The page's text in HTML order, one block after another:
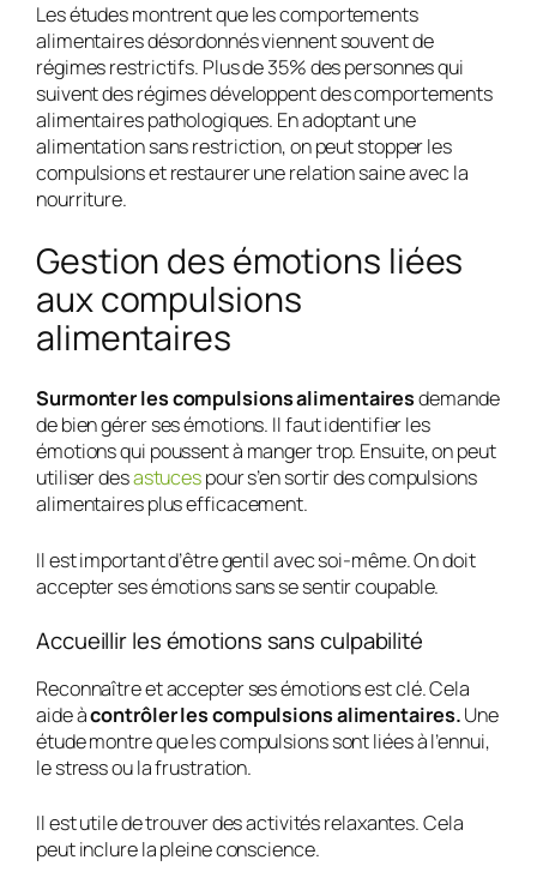
Les études montrent que les comportements
alimentaires désordonnés viennent souvent de
régimes restrictifs. Plus de 35% des personnes qui
suivent des régimes développent des comportements
alimentaires pathologiques. En adoptant une
alimentation sans restriction, on peut stopper les
compulsions et restaurer une relation saine avec la
nourriture.
Gestion des émotions liées
aux compulsions
alimentaires
Surmonter les compulsions alimentairesdemande
de bien gérer ses émotions. Il faut identifier les
émotions qui poussent à manger trop. Ensuite, on peut
utiliser desastucespour s’en sortir des compulsions
alimentairesplus efficacement.
Il est important d’être gentil avec soi-même. On doit
accepter ses émotions sans se sentir coupable.
Accueillir les émotions sans culpabilité
Reconnaître et accepter ses émotions est clé. Cela
aide àcontrôler les compulsions alimentaires.Une
étude montre que les compulsions sont liées à l’ennui,
le stress ou la frustration.
Il est utile de trouver des activités relaxantes. Cela
peut inclure la pleine conscience.